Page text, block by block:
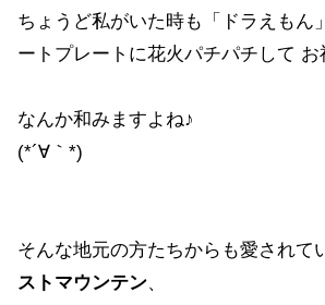
ちょうど私がいた時も「ドラえもん
ートプレートに花火パチパチして
なんか和みますよね♪
(*´∀｀*)
そんな地元の方たちからも愛されて
ストマウンテン、